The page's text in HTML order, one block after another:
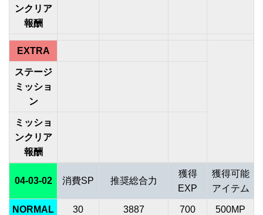
ンクリア
報酬
EXTRA
ステージ
ミッショ
ン
ミッショ
ンクリア
報酬
04-03-02 消費SP 推奨総合力
獲得
EXP
獲得可能
アイテム
NORMAL 30 3887 700
500MP